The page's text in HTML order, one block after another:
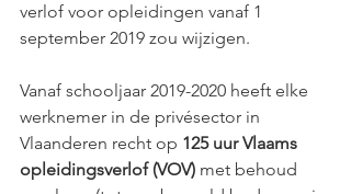
verlof voor opleidingen vanaf 1
september 2019 zou wijzigen.
Vanaf schooljaar 2019-2020 heeft elke
werknemer in de privésector in
Vlaanderen recht op 125 uur Vlaams
opleidingsverlof (VOV) met behoud